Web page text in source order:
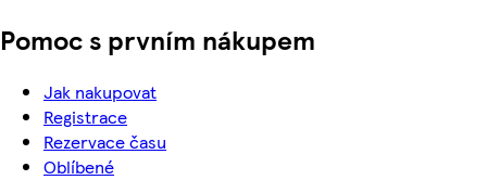
Pomoc s prvním nákupem
Jak nakupovat
Registrace
Rezervace času
Oblíbené